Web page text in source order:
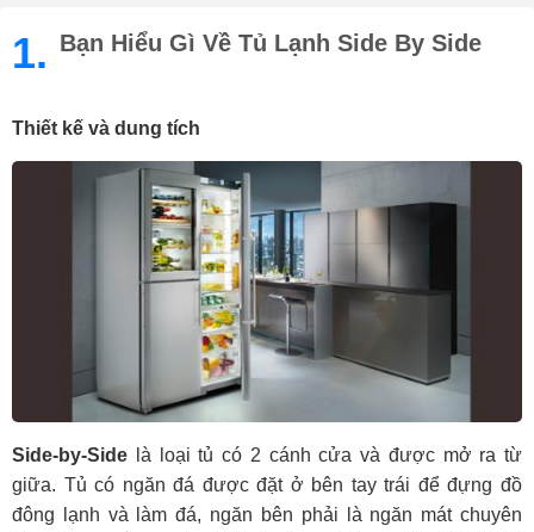
1. Bạn Hiểu Gì Về Tủ Lạnh Side By Side
Thiết kế và dung tích
Side-by-Side là loại tủ có 2 cánh cửa và được mở ra từ
giữa. Tủ có ngăn đá được đặt ở bên tay trái để đựng đồ
đông lạnh và làm đá, ngăn bên phải là ngăn mát chuyên